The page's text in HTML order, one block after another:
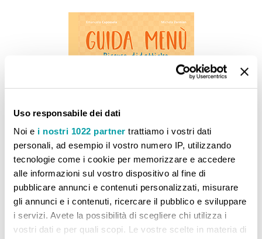
Uso responsabile dei dati
Noi e i nostri 1022 partner trattiamo i vostri dati
personali, ad esempio il vostro numero IP, utilizzando
tecnologie come i cookie per memorizzare e accedere
alle informazioni sul vostro dispositivo al fine di
pubblicare annunci e contenuti personalizzati, misurare
gli annunci e i contenuti, ricercare il pubblico e sviluppare
i servizi. Avete la possibilità di scegliere chi utilizza i
vostri dati e per quali scopi. Le vostre scelte in materia di
Guida Menù Geografia 4-5